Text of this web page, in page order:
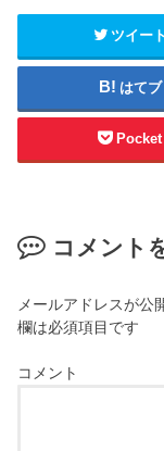
ツイート
はてブ
Pocket
コメント
メールアドレスが公
欄は必須項目です
コメント